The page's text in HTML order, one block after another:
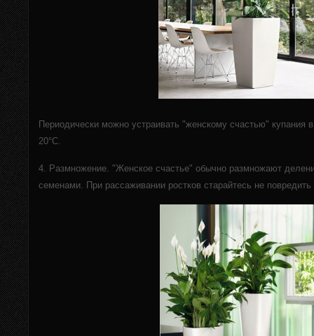
Периодически можно устраивать "женскому счастью" купания
20°C.
4. Размножение. "Женское счастье" обычно размножают
семенами. При рассаживании ростков старайтесь не повредить